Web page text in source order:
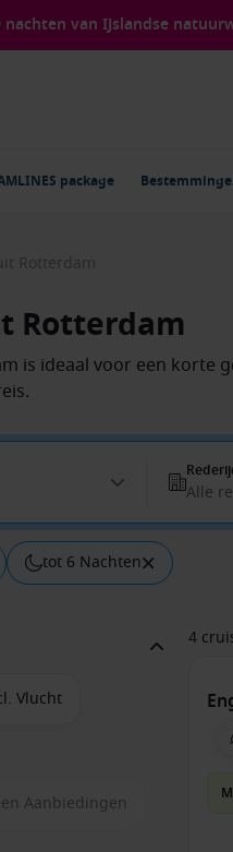
nachten van IJslandse
package
Rotterdam
Rotterdam
is ideaal voor een korte
Alle
tot 6 Nachten
Vlucht
Aanbiedingen
4